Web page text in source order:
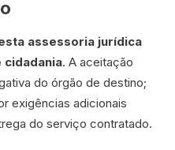
assessoria jurídica
cidadania. A aceitação
do órgão de destino;
exigências adicionais
do serviço contratado.